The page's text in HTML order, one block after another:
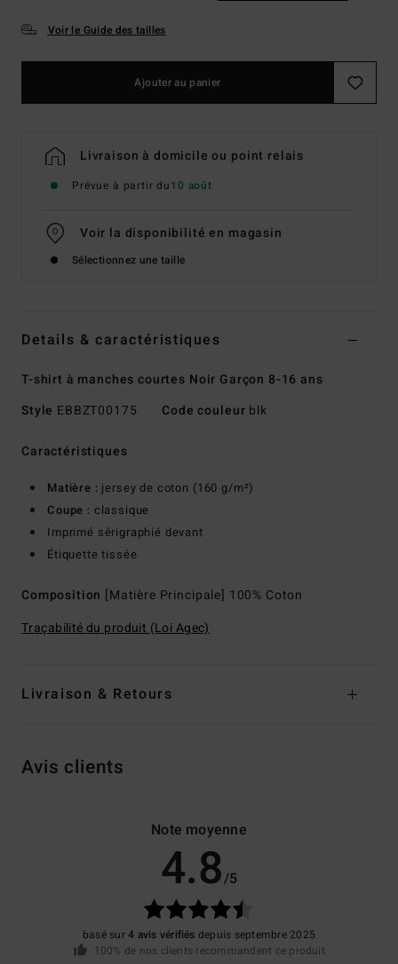
Voir le Guide des tailles
Ajouter au panier
Livraison à domicile ou point relais
Prévue à partir du10 août
Voir la disponibilité en magasin
Sélectionnez une taille
Details & caractéristiques
T-shirt à manches courtes Noir Garçon 8-16 ans
Style EBBZT00175 Code couleur blk
Caractéristiques
Matière : jersey de coton (160 g/m²)
Coupe : classique
Imprimé sérigraphié devant
Étiquette tissée
Composition [Matière Principale] 100% Coton
Traçabilité du produit (Loi Agec)
Livraison & Retours
Avis clients
Note moyenne
4.8/5
basé sur4 avis vérifiés depuis septembre 2025
100% de nos clients recommandent ce produit